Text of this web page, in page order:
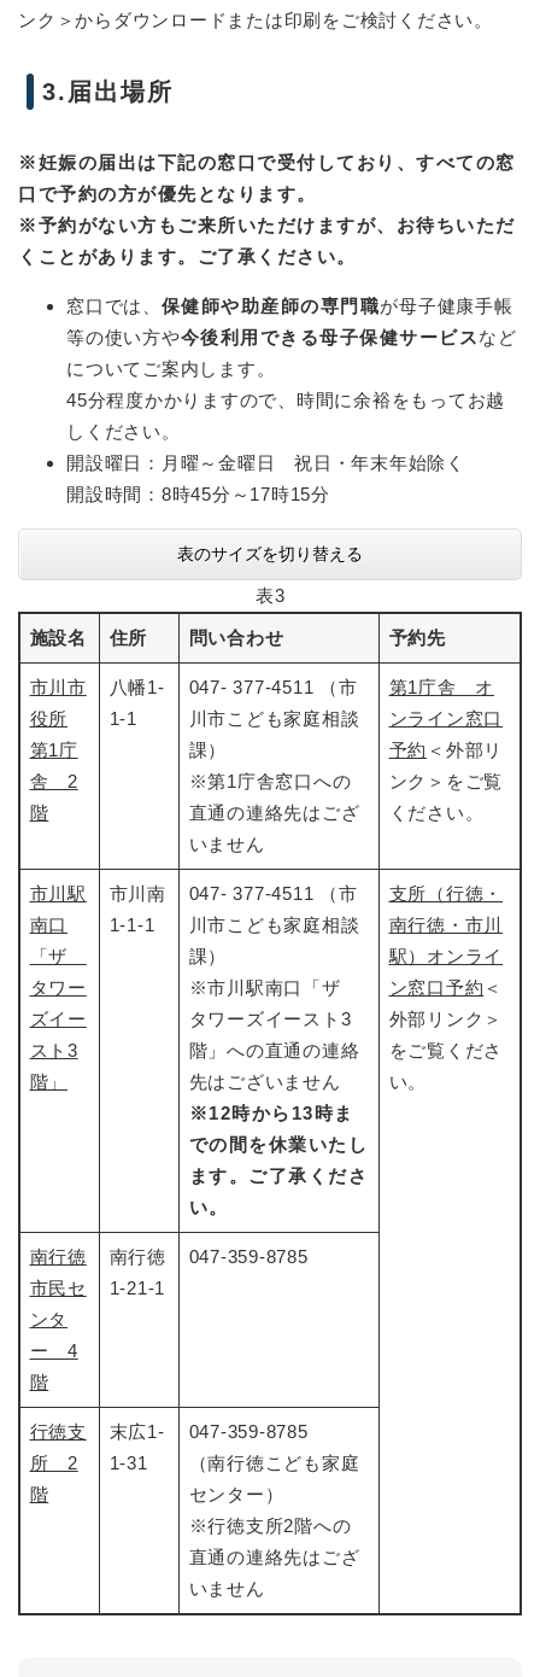
ンク＞からダウンロードまたは印刷をご検討ください。
3.届出場所
※妊娠の届出は下記の窓口で受付しており、すべての窓
口で予約の方が優先となります。
※予約がない方もご来所いただけますが、お待ちいただ
くことがあります。ご了承ください。
窓口では、 保健師や助産師の専門職が母子健康手帳
等の使い方や今後利用できる母子保健サービスなど
についてご案内します。
45分程度かかりますので、時間に余裕をもってお越
しください。
開設曜日：月曜～金曜日 祝日・年末年始除く
開設時間：8時45分～17時15分
表のサイズを切り替える
表3
施設名 住所 問い合わせ 予約先
市川市
役所
第1庁
舎 2
階
八幡1-
1-1
047- 377-4511 （市
川市こども家庭相談
課）
※第1庁舎窓口への
直通の連絡先はござ
いません
第1庁舎 オ
ンライン窓口
予約 ＜外部リ
ンク＞ をご覧
ください。
市川駅
南口
「ザ
タワー
ズイー
スト3
階」
市川南
1-1-1
047- 377-4511 （市
川市こども家庭相談
課）
※市川駅南口「ザ
タワーズイースト3
階」への直通の連絡
先はございません
※12時から13時ま
での間を休業いたし
ます。ご了承くださ
い。
支所（行徳・
南行徳・市川
駅）オンライ
ン窓口予約 ＜
外部リンク＞
をご覧くださ
い。
南行徳
市民セ
ンタ
ー 4
階
南行徳
1-21-1
047-359-8785
行徳支
所 2
階
末広1-
1-31
047-359-8785
（南行徳こども家庭
センター）
※行徳支所2階への
直通の連絡先はござ
いません